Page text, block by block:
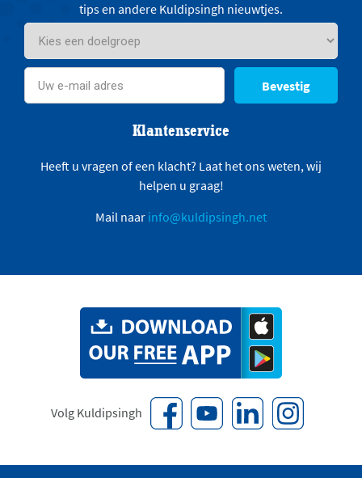
tips en andere Kuldipsingh nieuwtjes.
Bevestig
Klantenservice
Heeft u vragen of een klacht? Laat het ons weten, wij
helpen u graag!
Mail naar info@kuldipsingh.net
Volg Kuldipsingh